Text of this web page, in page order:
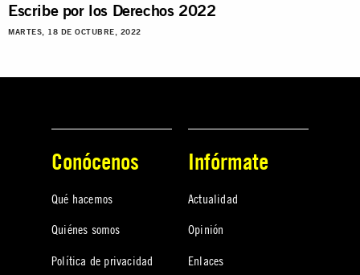
Escribe por los Derechos 2022
MARTES, 18 DE OCTUBRE, 2022
Conócenos
Qué hacemos
Quiénes somos
Política de privacidad
Infórmate
Actualidad
Opinión
Enlaces